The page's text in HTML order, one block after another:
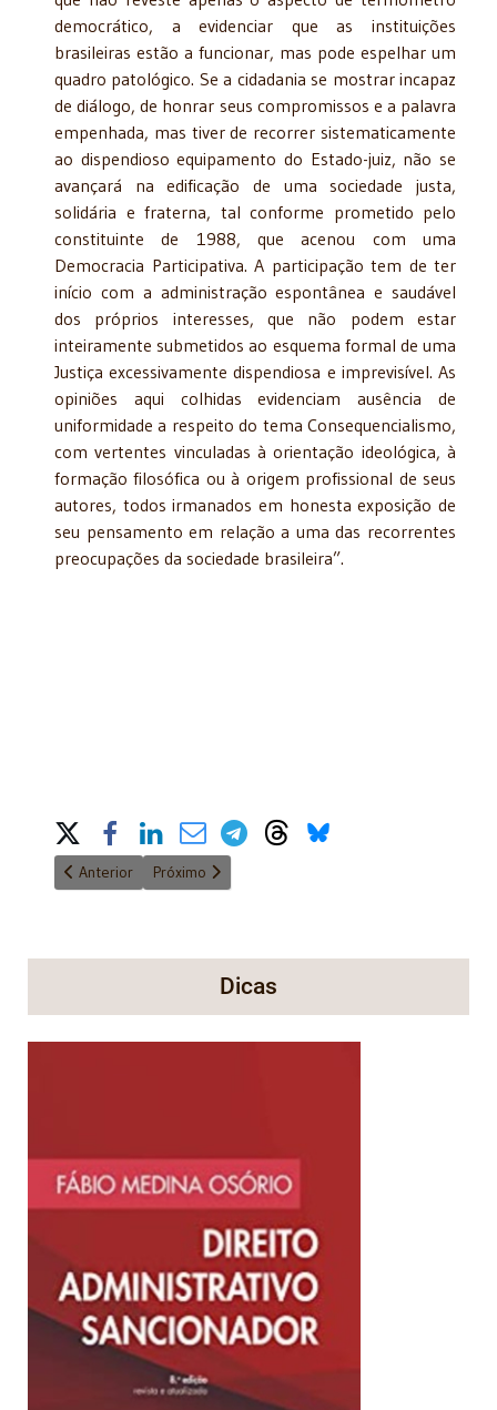
democrático, a evidenciar que as instituições
brasileiras estão a funcionar, mas pode espelhar um
quadro patológico. Se a cidadania se mostrar incapaz
de diálogo, de honrar seus compromissos e a palavra
empenhada, mas tiver de recorrer sistematicamente
ao dispendioso equipamento do Estado-juiz, não se
avançará na edificação de uma sociedade justa,
solidária e fraterna, tal conforme prometido pelo
constituinte de 1988, que acenou com uma
Democracia Participativa. A participação tem de ter
início com a administração espontânea e saudável
dos próprios interesses, que não podem estar
inteiramente submetidos ao esquema formal de uma
Justiça excessivamente dispendiosa e imprevisível. As
opiniões aqui colhidas evidenciam ausência de
uniformidade a respeito do tema Consequencialismo,
com vertentes vinculadas à orientação ideológica, à
formação filosófica ou à origem profissional de seus
autores, todos irmanados em honesta exposição de
seu pensamento em relação a uma das recorrentes
preocupações da sociedade brasileira”.
Share on Social Media
Artigo anterior: Teoria da norma tributária
Anterior Próximo artigo: O mundo do senhor dos anéis
Próximo
Dicas